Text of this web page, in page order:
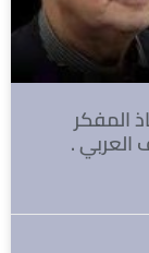
المفكر
.